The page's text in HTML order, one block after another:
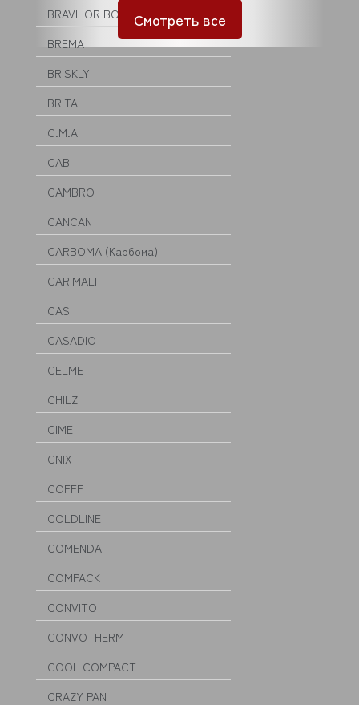
BRAVILOR BONAMAT
BREMA
BRISKLY
BRITA
C.M.A
CAB
CAMBRO
CANCAN
CARBOMA (Карбома)
CARIMALI
CAS
CASADIO
CELME
CHILZ
CIME
CNIX
COFFF
COLDLINE
COMENDA
COMPACK
CONVITO
CONVOTHERM
COOL COMPACT
CRAZY PAN
Смотреть все